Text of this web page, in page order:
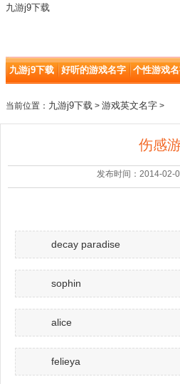
九游j9下载
九游j9下载 好听的游戏名字 个性游戏
当前位置： 九游j9下载 > 游戏英文名字 >
伤感
发布时间：2014-02-
decay paradise
sophin
alice
felieya